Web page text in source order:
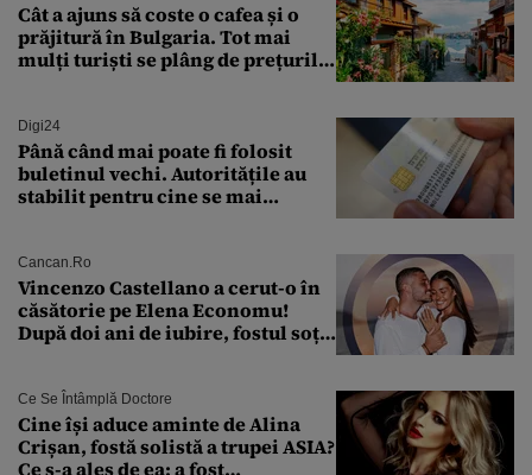
Cât a ajuns să coste o cafea și o
prăjitură în Bulgaria. Tot mai
mulți turiști se plâng de prețurile
Digi24
Până când mai poate fi folosit
buletinul vechi. Autoritățile au
stabilit pentru cine se mai
Cancan.ro
Vincenzo Castellano a cerut-o în
căsătorie pe Elena Economu!
După doi ani de iubire, fostul soț
Ce Se Întâmplă Doctore
Cine își aduce aminte de Alina
Crișan, fostă solistă a trupei ASIA?
Ce s-a ales de ea: a fost